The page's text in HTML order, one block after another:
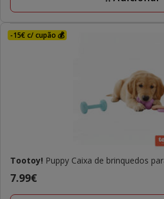
preço
8.39€
-15€ c/ cupão 💰
Tootoy! Puppy Caixa de brinquedos
Preço
7.99€
7.99€